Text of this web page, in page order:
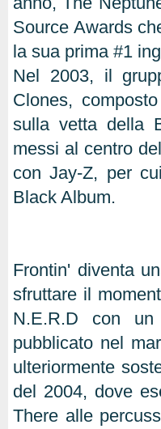
Source Awards
la sua prima #1
Nel 2003, il
Clones,
sulla vetta della
messi al centro
con Jay-Z, per
Black Album.
Frontin' diventa
sfruttare il
N.E.R.D con
pubblicato nel
ulteriormente
del 2004, dove
There alle